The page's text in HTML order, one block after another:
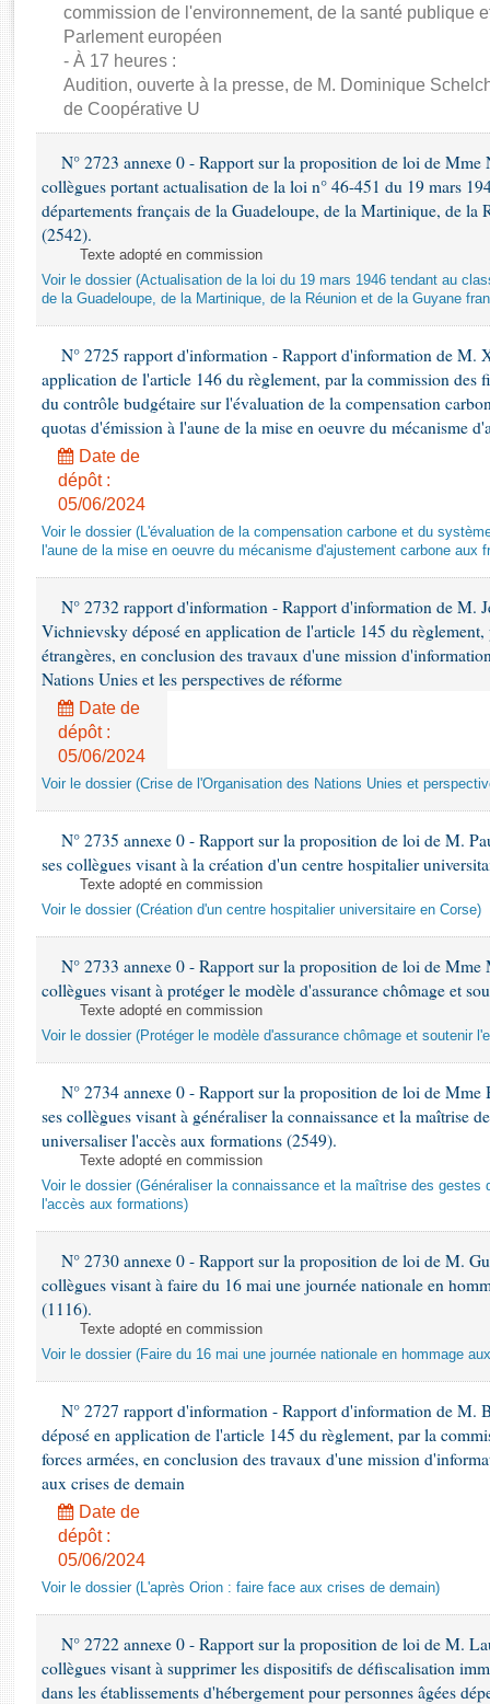
Rapports d'enquête
Rapports législatifs
Rapports sur l'application des lois
Baromètre de l’application des lois
Budget et sécurité sociale
Questions écrites et orales
Comptes rendus des débats
commission de l'environnement, de la santé publique
Parlement européen
- À 17 heures :
Audition, ouverte à la presse, de M. Dominique
de Coopérative U
N° 2723 annexe 0 - Rapport sur la proposition de loi de Mme
collègues portant actualisation de la loi n° 46-451 du 19 mars
départements français de la Guadeloupe, de la Martinique, de la
(2542).
Texte adopté en commission
Voir le dossier (Actualisation de la loi du 19 mars 1946 tendant au
de la Guadeloupe, de la Martinique, de la Réunion et de la Guyane
N° 2725 rapport d'information - Rapport d'information de M.
application de l'article 146 du règlement, par la commission des
du contrôle budgétaire sur l'évaluation de la compensation
quotas d'émission à l'aune de la mise en oeuvre du mécanisme
Date de
dépôt :
05/06/2024
Voir le dossier (L'évaluation de la compensation carbone et du
l'aune de la mise en oeuvre du mécanisme d'ajustement carbone aux
N° 2732 rapport d'information - Rapport d'information de M.
Vichnievsky déposé en application de l'article 145 du règlement,
étrangères, en conclusion des travaux d'une mission
Nations Unies et les perspectives de réforme
Date de
dépôt :
05/06/2024
Voir le dossier (Crise de l'Organisation des Nations Unies et
N° 2735 annexe 0 - Rapport sur la proposition de loi de M.
ses collègues visant à la création d'un centre hospitalier
Texte adopté en commission
Voir le dossier (Création d'un centre hospitalier universitaire en Corse)
N° 2733 annexe 0 - Rapport sur la proposition de loi de Mme
collègues visant à protéger le modèle d'assurance chômage et
Texte adopté en commission
Voir le dossier (Protéger le modèle d'assurance chômage et soutenir
N° 2734 annexe 0 - Rapport sur la proposition de loi de Mme
ses collègues visant à généraliser la connaissance et la maîtrise
universaliser l'accès aux formations (2549).
Texte adopté en commission
Voir le dossier (Généraliser la connaissance et la maîtrise des gestes
l'accès aux formations)
N° 2730 annexe 0 - Rapport sur la proposition de loi de M.
collègues visant à faire du 16 mai une journée nationale en
(1116).
Texte adopté en commission
Voir le dossier (Faire du 16 mai une journée nationale en hommage
N° 2727 rapport d'information - Rapport d'information de M.
déposé en application de l'article 145 du règlement, par la
forces armées, en conclusion des travaux d'une mission
aux crises de demain
Date de
dépôt :
05/06/2024
Voir le dossier (L'après Orion : faire face aux crises de demain)
N° 2722 annexe 0 - Rapport sur la proposition de loi de M.
collègues visant à supprimer les dispositifs de défiscalisation
dans les établissements d'hébergement pour personnes âgées